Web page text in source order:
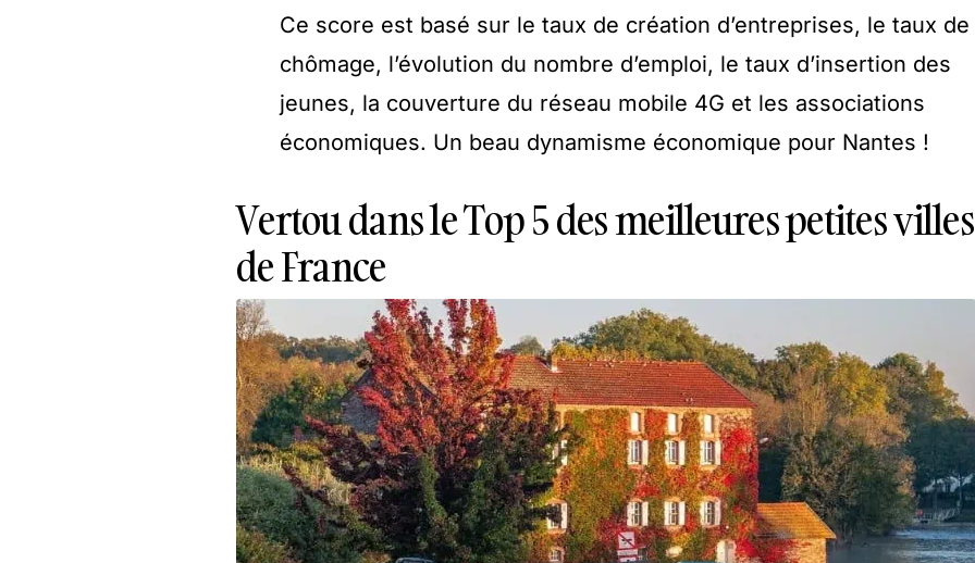
Ce score est basé sur le taux de création d’entreprises, le taux de
chômage, l’évolution du nombre d’emploi, le taux d’insertion des
jeunes, la couverture du réseau mobile 4G et les associations
économiques. Un beau dynamisme économique pour Nantes !
Vertou dans le Top 5 des meilleures petites villes
de France